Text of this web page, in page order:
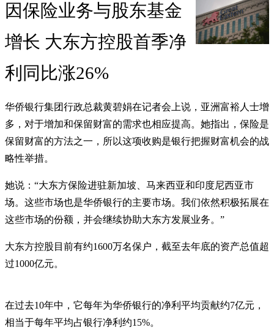
因保险业务与股东基金
增长 大东方控股首季净
利同比涨26%
华侨银行集团行政总裁黄碧娟在记者会上说，亚洲富裕人士增
多，对于增加和保留财富的需求也相应提高。她指出，保险是
保留财富的方法之一，所以这项收购是银行把握财富机会的战
略性举措。
她说：“大东方保险进驻新加坡、马来西亚和印度尼西亚市
场。这些市场也是华侨银行的主要市场。我们依然积极拓展在
这些市场的份额，并会继续协助大东方发展业务。”
大东方控股目前有约1600万名保户，截至去年底的资产总值超
过1000亿元。
在过去10年中，它每年为华侨银行的净利平均贡献约7亿元，
相当于每年平均占银行净利约15%。